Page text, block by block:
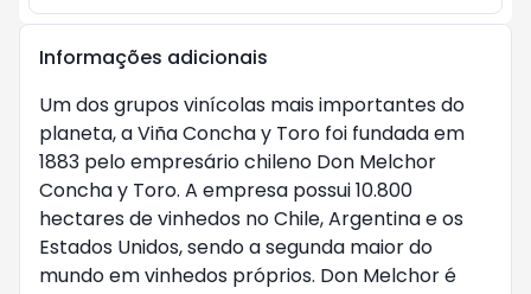
Informações adicionais
Um dos grupos vinícolas mais importantes do
planeta, a Viña Concha y Toro foi fundada em
1883 pelo empresário chileno Don Melchor
Concha y Toro. A empresa possui 10.800
hectares de vinhedos no Chile, Argentina e os
Estados Unidos, sendo a segunda maior do
mundo em vinhedos próprios. Don Melchor é